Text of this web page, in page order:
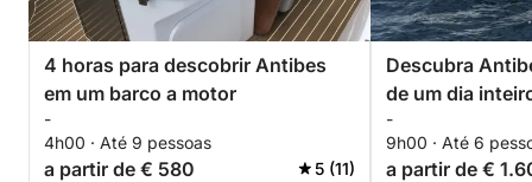
4 horas para descobrir Antibes
em um barco a motor
-
4h00 · Até 9 pessoas
a partir de € 580 5 (11)
Descubra
de um dia
-
9h00 · Até 6
a partir de €